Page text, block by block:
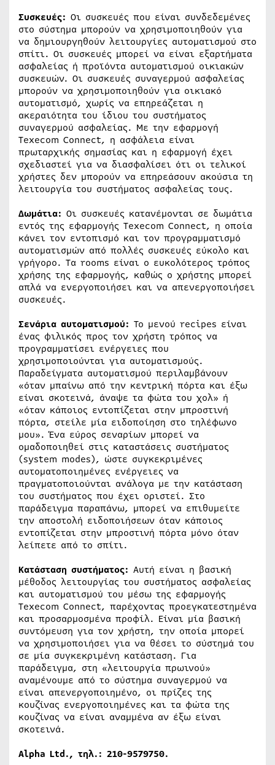
Συσκευές: Οι συσκευές που είναι συνδεδεμένες
στο σύστημα μπορούν να χρησιμοποιηθούν για
να δημιουργηθούν λειτουργίες αυτοματισμού στο
σπίτι. Οι συσκευές μπορεί να είναι εξαρτήματα
ασφαλείας ή προϊόντα αυτοματισμού οικιακών
συσκευών. Οι συσκευές συναγερμού ασφαλείας
μπορούν να χρησιμοποιηθούν για οικιακό
αυτοματισμό, χωρίς να επηρεάζεται η
ακεραιότητα του ίδιου του συστήματος
συναγερμού ασφαλείας. Με την εφαρμογή
Texecom Connect, η ασφάλεια είναι
πρωταρχικής σημασίας και η εφαρμογή έχει
σχεδιαστεί για να διασφαλίσει ότι οι τελικοί
χρήστες δεν μπορούν να επηρεάσουν ακούσια τη
λειτουργία του συστήματος ασφαλείας τους.
Δωμάτια: Οι συσκευές κατανέμονται σε δωμάτια
εντός της εφαρμογής Texecom Connect, η οποία
κάνει τον εντοπισμό και τον προγραμματισμό
αυτοματισμών από πολλές συσκευές εύκολο και
γρήγορο. Τα rooms είναι ο ευκολότερος τρόπος
χρήσης της εφαρμογής, καθώς ο χρήστης μπορεί
απλά να ενεργοποιήσει και να απενεργοποιήσει
συσκευές.
Σενάρια αυτοματισμού: Το μενού recipes είναι
ένας φιλικός προς τον χρήστη τρόπος να
προγραμματίσει ενέργειες που
χρησιμοποιούνται για αυτοματισμούς.
Παραδείγματα αυτοματισμού περιλαμβάνουν
«όταν μπαίνω από την κεντρική πόρτα και έξω
είναι σκοτεινά, άναψε τα φώτα του χολ» ή
«όταν κάποιος εντοπίζεται στην μπροστινή
πόρτα, στείλε μία ειδοποίηση στο τηλέφωνο
μου». Ένα εύρος σεναρίων μπορεί να
ομαδοποιηθεί στις καταστάσεις συστήματος
(system modes), ώστε συγκεκριμένες
αυτοματοποιημένες ενέργειες να
πραγματοποιούνται ανάλογα με την κατάσταση
του συστήματος που έχει οριστεί. Στο
παράδειγμα παραπάνω, μπορεί να επιθυμείτε
την αποστολή ειδοποιήσεων όταν κάποιος
εντοπίζεται στην μπροστινή πόρτα μόνο όταν
λείπετε από το σπίτι.
Κατάσταση συστήματος: Αυτή είναι η βασική
μέθοδος λειτουργίας του συστήματος ασφαλείας
και αυτοματισμού του μέσω της εφαρμογής
Texecom Connect, παρέχοντας προεγκατεστημένα
και προσαρμοσμένα προφίλ. Είναι μία βασική
συντόμευση για τον χρήστη, την οποία μπορεί
να χρησιμοποιήσει για να θέσει το σύστημά του
σε μία συγκεκριμένη κατάσταση. Για
παράδειγμα, στη «λειτουργία πρωινού»
αναμένουμε από το σύστημα συναγερμού να
είναι απενεργοποιημένο, οι πρίζες της
κουζίνας ενεργοποιημένες και τα φώτα της
κουζίνας να είναι αναμμένα αν έξω είναι
σκοτεινά.
Alpha Ltd., τηλ.: 210-9579750.